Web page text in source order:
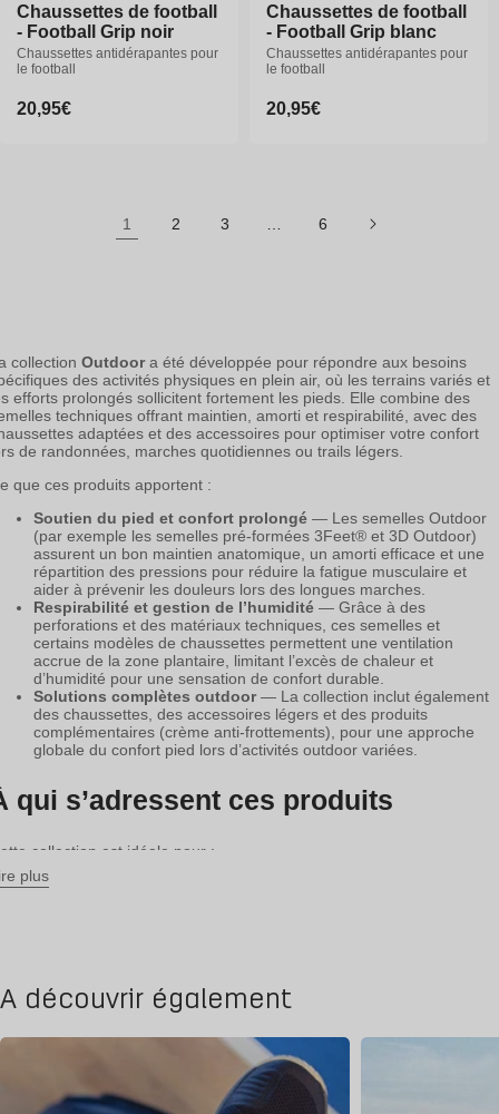
Chaussettes de football
- Football Grip noir
Chaussettes antidérapantes pour
le football
Prix
20,95€
Chaussettes de football
- Football Grip noir
Chaussettes antidérapantes pour
le football
Prix
20,95€
37-38
Chaussettes de football
- Football Grip blanc
Chaussettes antidérapantes pour
le football
Prix
20,95€
Chaussettes de football
- Football Grip blanc
Chaussettes antidérapantes pour
le football
Prix
20,95€
1 2 3 6
collection Outdoora été développée pour répondre aux besoins
des activités physiques en plein air, où les terrains variés et
efforts prolongés sollicitent fortement les pieds. Elle combine des
techniques offrant maintien, amorti et respirabilité, avec des
adaptées et des accessoires pour optimiser votre confort
de randonnées, marches quotidiennes ou trails légers.
que ces produits apportent :
Soutien du pied et confort prolongé — Les semelles Outdoor
(par exemple les semelles pré-formées 3Feet® et 3D Outdoor)
assurent un bon maintien anatomique, un amorti efficace et une
répartition des pressions pour réduire la fatigue musculaire et
aider à prévenir les douleurs lors des longues marches.
Respirabilité et gestion de l’humidité — Grâce à des
perforations et des matériaux techniques, ces semelles et
certains modèles de chaussettes permettent une ventilation
accrue de la zone plantaire, limitant l’excès de chaleur et
d’humidité pour une sensation de confort durable.
Solutions complètes outdoor— La collection inclut également
des chaussettes, des accessoires légers et des produits
complémentaires (crème anti-frottements), pour une approche
globale du confort pied lors d’activités outdoor variées.
qui s’adressent ces produits
collection est idéale pour :
Les randonneurs et marcheurs réguliers ou occasionnels qui
Les amateurs d’aventures en extérieur qui veulent combiner
respirabilité, confort et maintiendans leurs semelles et
et bonnes pratiques
plus
A découvrir également